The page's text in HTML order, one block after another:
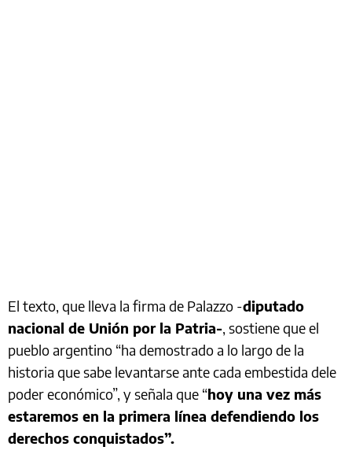
El texto, que lleva la firma de Palazzo -diputado
nacional de Unión por la Patria-, sostiene que el
pueblo argentino “ha demostrado a lo largo de la
historia que sabe levantarse ante cada embestida dele
poder económico”, y señala que “hoy una vez más
estaremos en la primera línea defendiendo los
derechos conquistados”.